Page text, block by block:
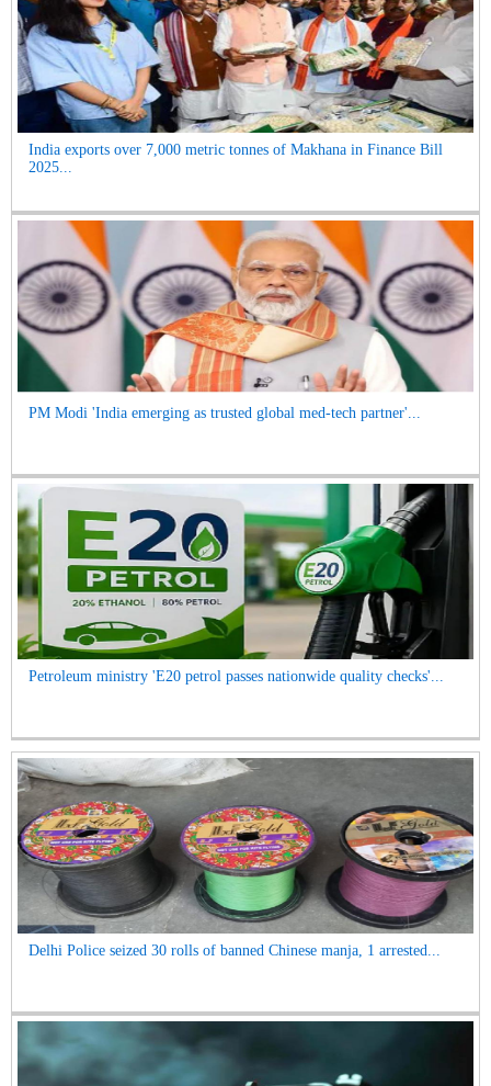
India exports over 7,000 metric tonnes of Makhana in Finance Bill
2025...
PM Modi 'India emerging as trusted global med-tech partner'...
Petroleum ministry 'E20 petrol passes nationwide quality checks'...
Delhi Police seized 30 rolls of banned Chinese manja, 1 arrested...